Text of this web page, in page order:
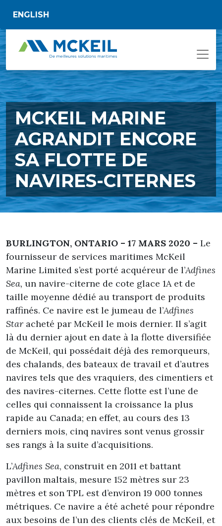
ENGLISH
MCKEIL MARINE
AGRANDIT ENCORE
SA FLOTTE DE
NAVIRES-CITERNES
BURLINGTON, ONTARIO – 17 MARS 2020 – Le
fournisseur de services maritimes McKeil
Marine Limited s’est porté acquéreur de l’Adfines
Sea, un navire-citerne de cote glace 1A et de
taille moyenne dédié au transport de produits
raffinés. Ce navire est le jumeau de l’Adfines
Star acheté par McKeil le mois dernier. Il s’agit
là du dernier ajout en date à la flotte diversifiée
de McKeil, qui possédait déjà des remorqueurs,
des chalands, des bateaux de travail et d’autres
navires tels que des vraquiers, des cimentiers et
des navires-citernes. Cette flotte est l’une de
celles qui connaissent la croissance la plus
rapide au Canada; en effet, au cours des 13
derniers mois, cinq navires sont venus grossir
ses rangs à la suite d’acquisitions.
L’Adfines Sea, construit en 2011 et battant
pavillon maltais, mesure 152 mètres sur 23
mètres et son TPL est d’environ 19 000 tonnes
métriques. Ce navire a été acheté pour répondre
aux besoins de l’un des clients clés de McKeil, et